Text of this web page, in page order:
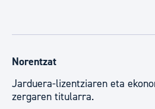
Norentzat
Jarduera-lizentziaren eta
zergaren titularra.